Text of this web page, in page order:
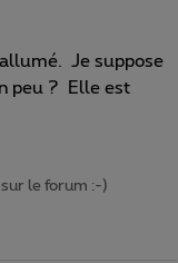
allumé. Je suppose
peu ? Elle est
le forum :-)